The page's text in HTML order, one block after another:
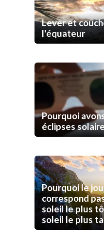
Lever et
l'équateur
Pourquoi
éclipses
Pourquoi le
correspond
soleil le plus
soleil le plus